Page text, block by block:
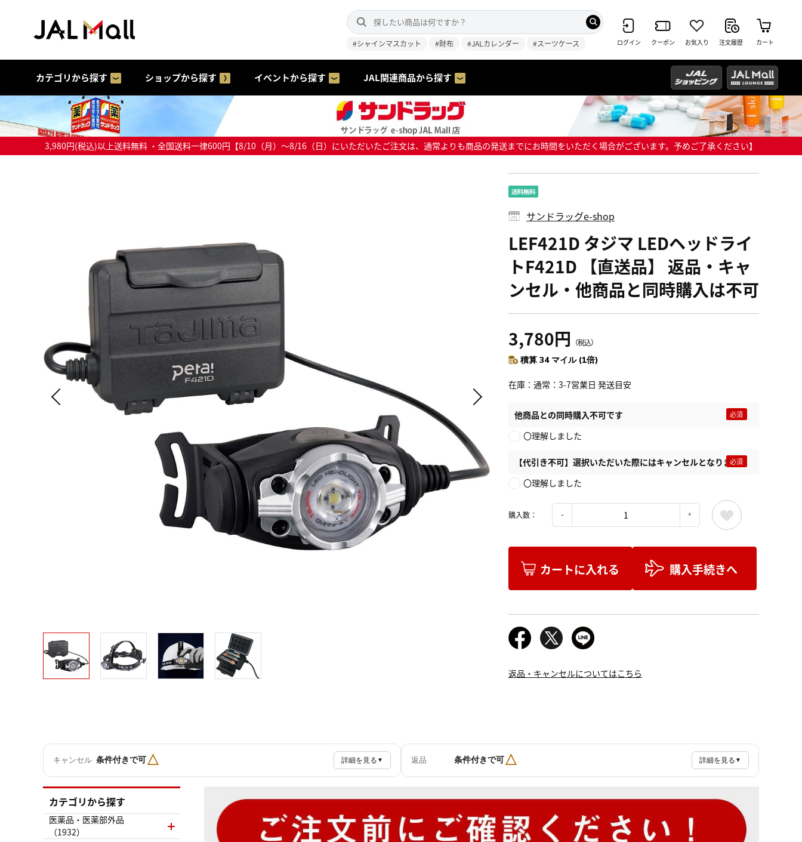
#シャインマスカット #財布 #JALカレンダー #スーツケース ログイン クーポン お気入り 注文履歴 カート
カテゴリから探す ショップから探す イベントから探す JAL関連商品から探す
3,980円(税込)以上送料無料 ・全国送料一律600円【8/10（月）～8/16（日）にいただいたご注文は、通常よりも商品の発送までにお時間をいただく場合がございます。予めご了承ください】
サンドラッグe-shop
LEF421D タジマ LEDヘッドライ
トF421D 【直送品】 返品・キャ
ンセル・他商品と同時購入は不可
3,780円 （税込）
積算 34 マイル (1倍)
在庫 通常：3-7営業日 発送目安
他商品との同時購入不可です
〇理解しました
【代引き不可】選択いただいた際にはキャンセルとなります
〇理解しました
購入数：
カートに入れる 購入手続きへ
返品・キャンセルについてはこちら
キャンセル 条件付きで可△ 詳細を見る ▼ 返品 条件付きで可△ 詳細を見る ▼
カテゴリから探す
医薬品・医薬部外品
（1932）